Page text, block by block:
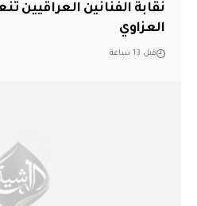
نقابة الفنانين العراقيين
العزاوي
قبل 13 ساعة